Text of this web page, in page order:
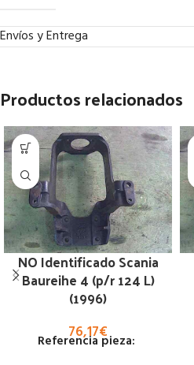
Envíos y Entrega
Productos relacionados
NO Identificado Scania
Baureihe 4 (p/r 124 L)
(1996)
76,17€
Referencia pieza: